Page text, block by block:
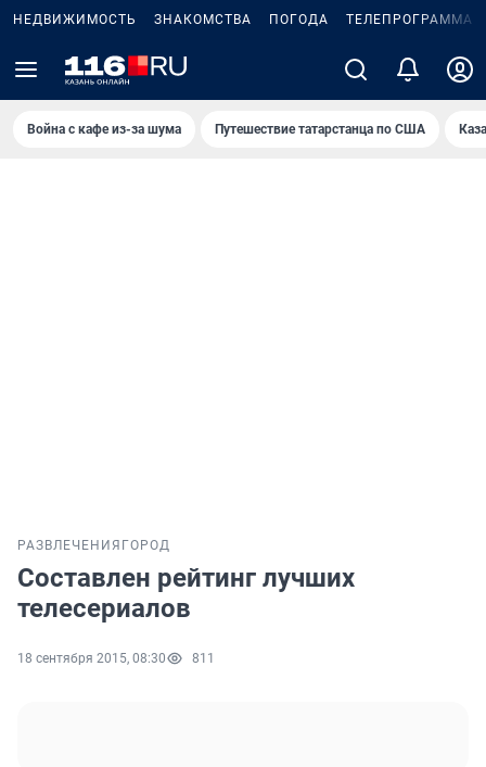
НЕДВИЖИМОСТЬ ЗНАКОМСТВА ПОГОДА ТЕЛЕПРОГРАММА
Война с кафе из-за шума Путешествие татарстанца по США
РАЗВЛЕЧЕНИЯ ГОРОД
Составлен рейтинг лучших
телесериалов
18 сентября 2015, 08:30 811